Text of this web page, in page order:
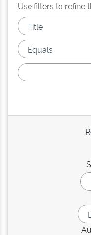
Use filters to refine